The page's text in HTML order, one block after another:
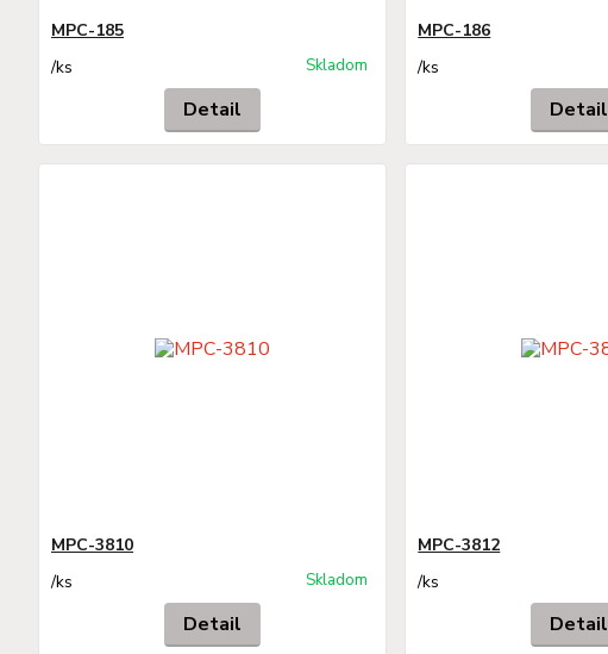
MPC-185
/ks Skladom
Detail
MPC-186
/ks
Detail
MPC-3810
/ks Skladom
Detail
MPC-3812
/ks
Detail